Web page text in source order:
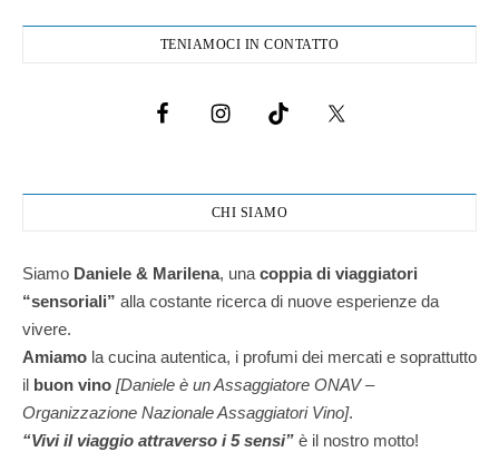
TENIAMOCI IN CONTATTO
CHI SIAMO
Siamo Daniele & Marilena, una coppia di viaggiatori
“sensoriali” alla costante ricerca di nuove esperienze da
vivere.
Amiamo la cucina autentica, i profumi dei mercati e soprattutto
il buon vino [Daniele è un Assaggiatore ONAV –
Organizzazione Nazionale Assaggiatori Vino].
“Vivi il viaggio attraverso i 5 sensi” è il nostro motto!